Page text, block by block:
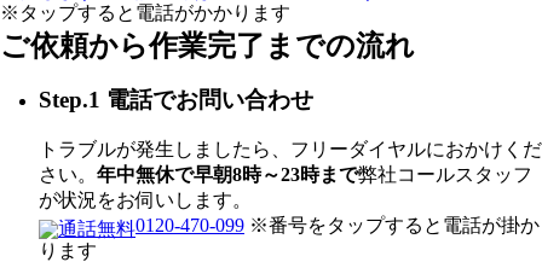
※タップすると電話がかかります
ご依頼から作業完了までの流れ
Step.1 電話でお問い合わせ
トラブルが発生しましたら、フリーダイヤルにおかけくだ
さい。 年中無休で早朝8時～23時まで弊社コールスタッフ
が状況をお伺いします。
0120-470-099 ※番号をタップすると電話が掛か
ります